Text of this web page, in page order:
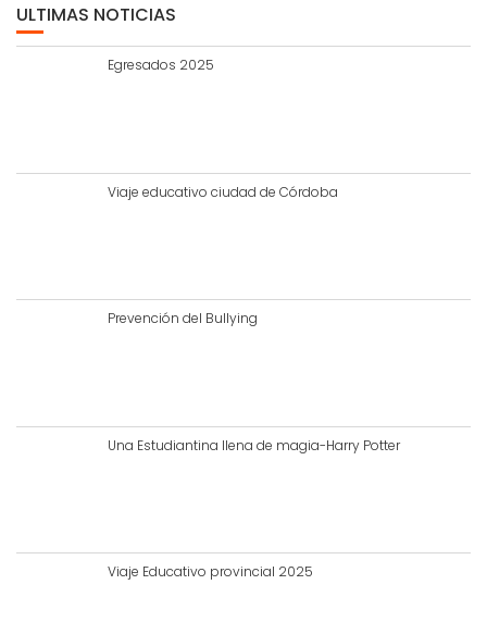
ULTIMAS NOTICIAS
Egresados 2025
Viaje educativo ciudad de Córdoba
Prevención del Bullying
Una Estudiantina llena de magia-Harry Potter
Viaje Educativo provincial 2025